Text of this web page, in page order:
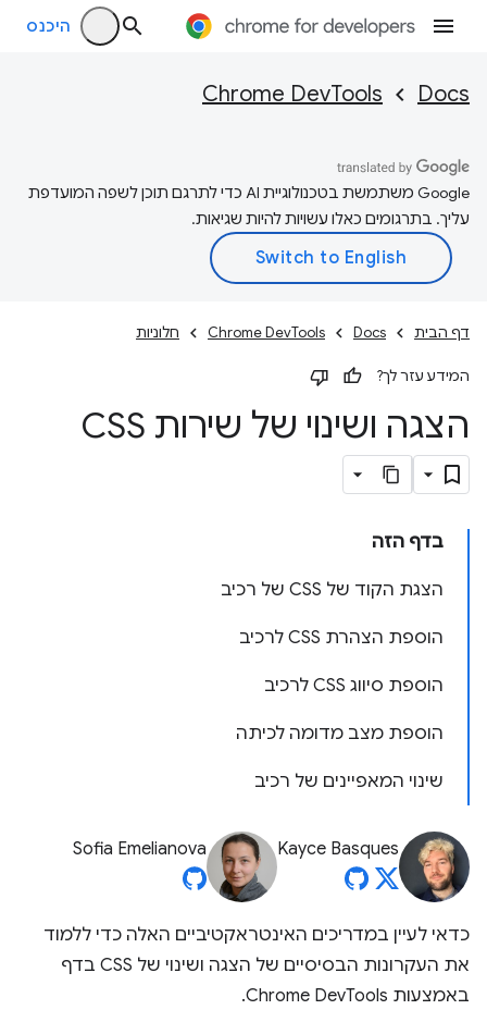
היכנס
Docs
Chrome DevTools
‫Google משתמשת בטכנולוגיית AI כדי לתרגם תוכן לשפה המועדפת
עליך. בתרגומים כאלו עשויות להיות שגיאות.
דף הבית Docs
Chrome DevTools חלוניות
המידע עזר לך?
הצגה ושינוי של שירות CSS
בדף הזה
הצגת הקוד של CSS של רכיב
הוספת הצהרת CSS לרכיב
הוספת סיווג CSS לרכיב
הוספת מצב מדומה לכיתה
שינוי המאפיינים של רכיב
Kayce Basques
Sofia Emelianova
כדאי לעיין במדריכים האינטראקטיביים האלה כדי ללמוד
את העקרונות הבסיסיים של הצגה ושינוי של CSS בדף
באמצעות Chrome DevTools.